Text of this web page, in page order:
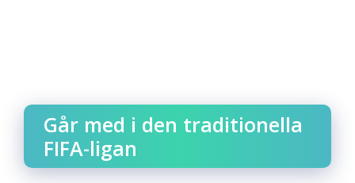
Går med i den traditionella
FIFA-ligan